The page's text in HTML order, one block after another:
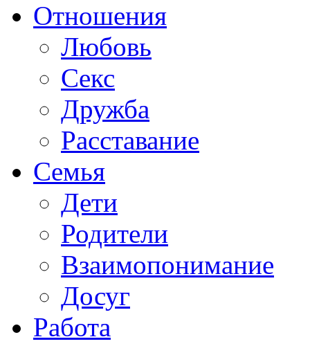
Отношения
Любовь
Секс
Дружба
Расставание
Семья
Дети
Родители
Взаимопонимание
Досуг
Работа